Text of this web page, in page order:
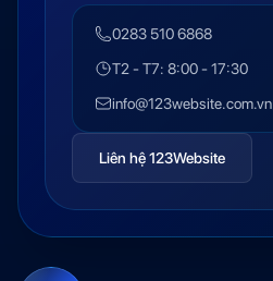
0283 510 6868
T2 - T7: 8:00 - 17:30
info@123website.com.vn
Liên hệ 123Website